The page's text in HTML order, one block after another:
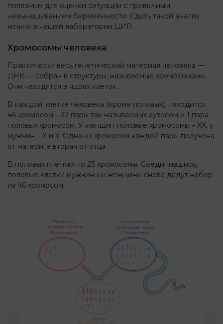
полезным для оценки ситуации с привычным
невынашиванием беременности. Сдать такой анализ
можно в нашей лаборатории ЦИР.
Хромосомы человека
Практически весь генетический материал человека —
ДНК — собран в структуры, называемые хромосомами.
Они находятся в ядрах клеток.
В каждой клетке человека (кроме половых), находится
46 хромосом – 22 пары так называемых аутосом и 1 пара
половых хромосом. У женщин половые хромосомы – ХХ, у
мужчин – Х и Y. Одна из хромосом каждой пары получена
от матери, а вторая от отца.
В половых клетках по 23 хромосомы. Соединившись,
половые клетки мужчины и женщины снова дадут набор
из 46 хромосом.